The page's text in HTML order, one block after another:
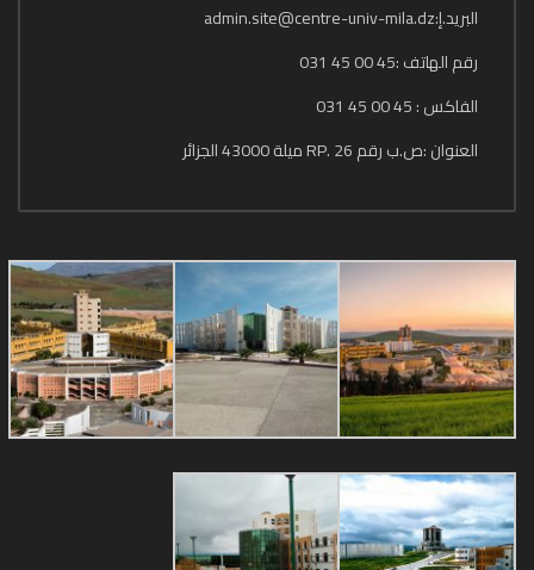
البريد.إ:admin.site@centre-univ-mila.dz
رقم الهاتف :45 00 45 031
الفاكس : 45 00 45 031
العنوان :ص.ب رقم 26 .RP ميلة 43000 الجزائر